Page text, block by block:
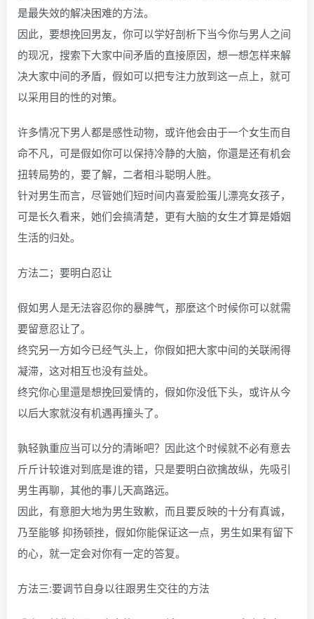
是最失效的解决困难的方法。
因此，要想挽回男友，你可以学好剖析下当今你与男人之间
的现况，搜索下大家中间矛盾的直接原因，想一想怎样来解
决大家中间的矛盾，假如可以把专注力放到这一点上，就可
以采用目的性的对策。
许多情况下男人都是感性动物，或许他会由于一个女生而自
命不凡，可是假如你可以保持冷静的大脑，你還是还有机会
扭转局势的，要了解，二者相斗聪明人胜。
针对男生而言，尽管她们短时间内喜爱脸蛋儿漂亮女孩子，
可是长久看来，她们会搞清楚，更有大脑的女生才算是婚姻
生活的归处。
方法二；要明白忍让
假如男人是无法容忍你的暴脾气，那麼这个时候你可以就需
要留意忍让了。
终究另一方如今已经气头上，你假如把大家中间的关联闹得
凝滞，这对相互也没有益处。
终究你心里還是想挽回爱情的，假如你没低下头，或许从今
以后大家就沒有机遇再撞头了。
孰轻孰重应当可以分的清晰吧？因此这个时候就不必有意去
斤斤计较谁对到底是谁的错，只是要明白欲擒故纵，先吸引
男生再聊，其他的事儿天高路远。
因此，有意胆大地为男生致歉，而且要反映的十分有真诚，
乃至能够 抑扬顿挫，假如你能保证这一点，男生如果有留下
的心，就一定会对你有一定的答复。
方法三:要调节自身以往跟男生交往的方法